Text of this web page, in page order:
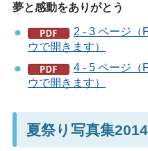
夢と感動をありがとう
2 - 3 ページ（
ウで開きます）
4 - 5 ページ（
ウで開きます）
夏祭り写真集